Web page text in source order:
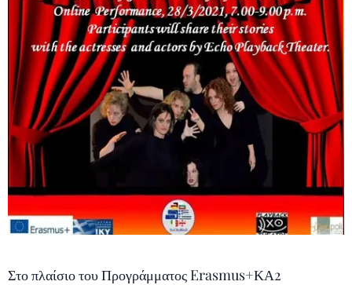
Στο πλαίσιο του Προγράμματος Erasmus+ΚΑ2